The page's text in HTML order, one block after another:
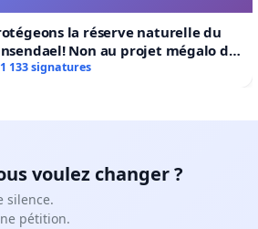
la réserve naturelle du
Non au projet mégalo du
sportif Le Roseau!
1 133 signatures
voulez changer ?
silence.
pétition.